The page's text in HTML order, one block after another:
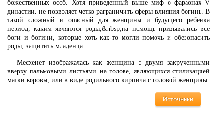
божественных особ. Хотя приведенный выше миф о фараонах V
династии, не позволяет четко раграничить сферы влияния богинь. В
такой сложный и опасный для женщины и будущего ребенка
период, каким являются роды,&nbsp;на помощь призывались все
боги и богини, которые хоть как-то могли помочь и обезопасить
роды, защитить младенца.
Месхенет изображалась как женщина с двумя закрученными
вверху пальмовыми листьями на голове, являющихся стилизацией
матки коровы, или в виде родильного кирпича с головой женщины.
Источники